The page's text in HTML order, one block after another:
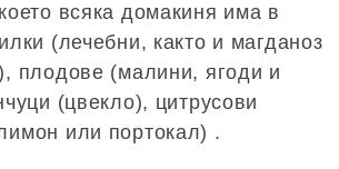
всяка домакиня има в
(лечебни, както и магданоз
плодове (малини, ягоди и
(цвекло), цитрусови
или портокал) .